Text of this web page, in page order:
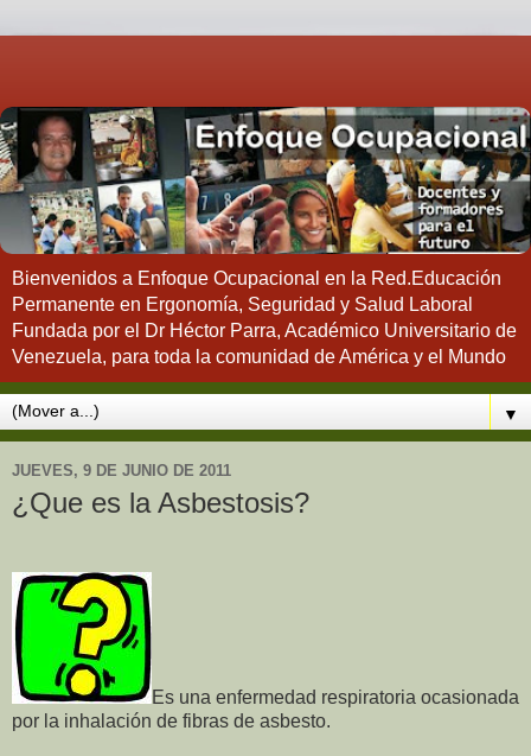
Bienvenidos a Enfoque Ocupacional en la Red.Educación
Permanente en Ergonomía, Seguridad y Salud Laboral
Fundada por el Dr Héctor Parra, Académico Universitario de
Venezuela, para toda la comunidad de América y el Mundo
▼
JUEVES, 9 DE JUNIO DE 2011
¿Que es la Asbestosis?
Es una enfermedad respiratoria ocasionada
por la inhalación de fibras de asbesto.